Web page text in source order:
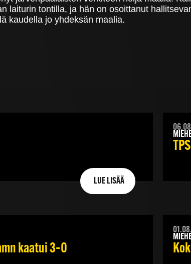
laiturin tontilla, ja hän on osoittanut
kaudella jo yhdeksän maalia.
LUE LISÄÄ
kaatui 3–0